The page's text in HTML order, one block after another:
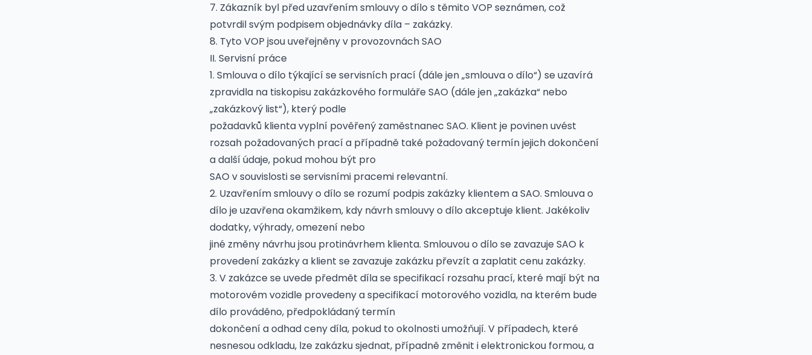
7. Zákazník byl před uzavřením smlouvy o dílo s těmito VOP seznámen, což
potvrdil svým podpisem objednávky díla – zakázky.
8. Tyto VOP jsou uveřejněny v provozovnách SAO
II. Servisní práce
1. Smlouva o dílo týkající se servisních prací (dále jen „smlouva o dílo“) se uzavírá
zpravidla na tiskopisu zakázkového formuláře SAO (dále jen „zakázka“ nebo
„zakázkový list“), který podle
požadavků klienta vyplní pověřený zaměstnanec SAO. Klient je povinen uvést
rozsah požadovaných prací a případně také požadovaný termín jejich dokončení
a další údaje, pokud mohou být pro
SAO v souvislosti se servisními pracemi relevantní.
2. Uzavřením smlouvy o dílo se rozumí podpis zakázky klientem a SAO. Smlouva o
dílo je uzavřena okamžikem, kdy návrh smlouvy o dílo akceptuje klient. Jakékoliv
dodatky, výhrady, omezení nebo
jiné změny návrhu jsou protinávrhem klienta. Smlouvou o dílo se zavazuje SAO k
provedení zakázky a klient se zavazuje zakázku převzít a zaplatit cenu zakázky.
3. V zakázce se uvede předmět díla se specifikací rozsahu prací, které mají být na
motorovém vozidle provedeny a specifikací motorového vozidla, na kterém bude
dílo prováděno, předpokládaný termín
dokončení a odhad ceny díla, pokud to okolnosti umožňují. V případech, které
nesnesou odkladu, lze zakázku sjednat, případně změnit i elektronickou formou, a